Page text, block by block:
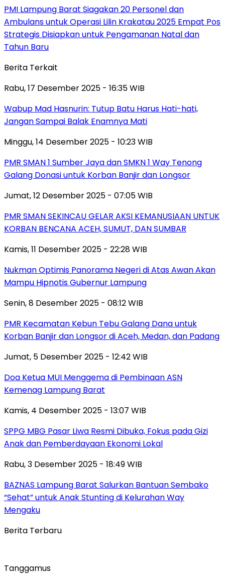
PMI Lampung Barat Siagakan 20 Personel dan
Ambulans untuk Operasi Lilin Krakatau 2025 Empat Pos
Strategis Disiapkan untuk Pengamanan Natal dan
Tahun Baru
Berita Terkait
Rabu, 17 Desember 2025 - 16:35 WIB
Wabup Mad Hasnurin: Tutup Batu Harus Hati-hati,
Jangan Sampai Balak Enamnya Mati
Minggu, 14 Desember 2025 - 10:23 WIB
PMR SMAN 1 Sumber Jaya dan SMKN 1 Way Tenong
Galang Donasi untuk Korban Banjir dan Longsor
Jumat, 12 Desember 2025 - 07:05 WIB
PMR SMAN SEKINCAU GELAR AKSI KEMANUSIAAN UNTUK
KORBAN BENCANA ACEH, SUMUT, DAN SUMBAR
Kamis, 11 Desember 2025 - 22:28 WIB
Nukman Optimis Panorama Negeri di Atas Awan Akan
Mampu Hipnotis Gubernur Lampung
Senin, 8 Desember 2025 - 08:12 WIB
PMR Kecamatan Kebun Tebu Galang Dana untuk
Korban Banjir dan Longsor di Aceh, Medan, dan Padang
Jumat, 5 Desember 2025 - 12:42 WIB
Doa Ketua MUI Menggema di Pembinaan ASN
Kemenag Lampung Barat
Kamis, 4 Desember 2025 - 13:07 WIB
SPPG MBG Pasar Liwa Resmi Dibuka, Fokus pada Gizi
Anak dan Pemberdayaan Ekonomi Lokal
Rabu, 3 Desember 2025 - 18:49 WIB
BAZNAS Lampung Barat Salurkan Bantuan Sembako
“Sehat” untuk Anak Stunting di Kelurahan Way
Mengaku
Berita Terbaru
Tanggamus